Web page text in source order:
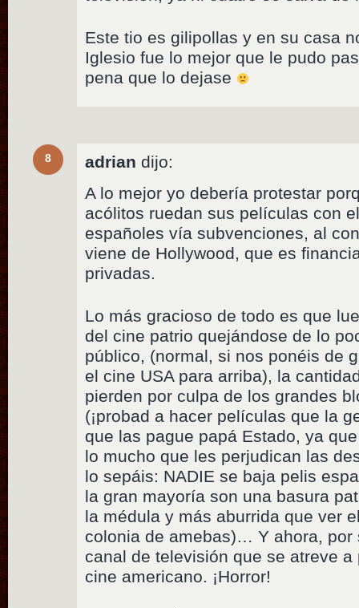
Este tio es gilipollas y en su casa
Iglesio fue lo mejor que le pudo
pena que lo dejase
8 adrian dijo:
A lo mejor yo debería protestar
acólitos ruedan sus películas con
españoles vía subvenciones, al
viene de Hollywood, que es
privadas.
Lo más gracioso de todo es que
del cine patrio quejándose de lo
público, (normal, si nos ponéis de
el cine USA para arriba), la
pierden por culpa de los grandes
(¡probad a hacer películas que la
que las pague papá Estado, ya
lo mucho que les perjudican las
lo sepáis: NADIE se baja pelis
la gran mayoría son una basura
la médula y más aburrida que ver
colonia de amebas)… Y ahora, por
canal de televisión que se atreve
cine americano. ¡Horror!